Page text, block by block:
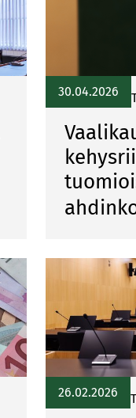
30.04.2026
26.02.2026